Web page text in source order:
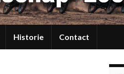
Historie Contact